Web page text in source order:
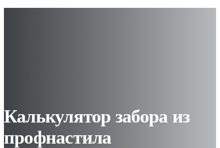
Калькулятор забора из
профнастила